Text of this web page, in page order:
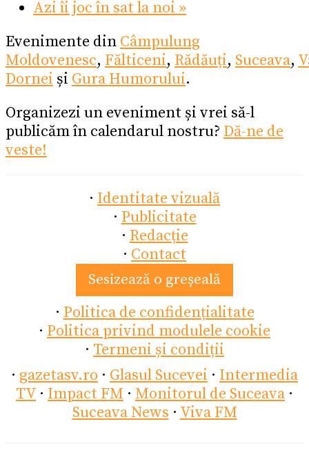
Azi îi joc în sat la noi »
Evenimente din Câmpulung
Moldovenesc, Fălticeni, Rădăuți, Suceava,
Dornei și Gura Humorului.
Organizezi un eveniment și vrei să-l
publicăm în calendarul nostru? Dă-ne de
veste!
· Identitate vizuală
· Publicitate
· Redacție
· Contact
Sesizează o greșeală
· Politica de confidențialitate
· Politica privind modulele cookie
· Termeni și condiții
· gazetasv.ro · Glasul Sucevei · Intermedia
TV · Impact FM · Monitorul de Suceava ·
Suceava News · Viva FM